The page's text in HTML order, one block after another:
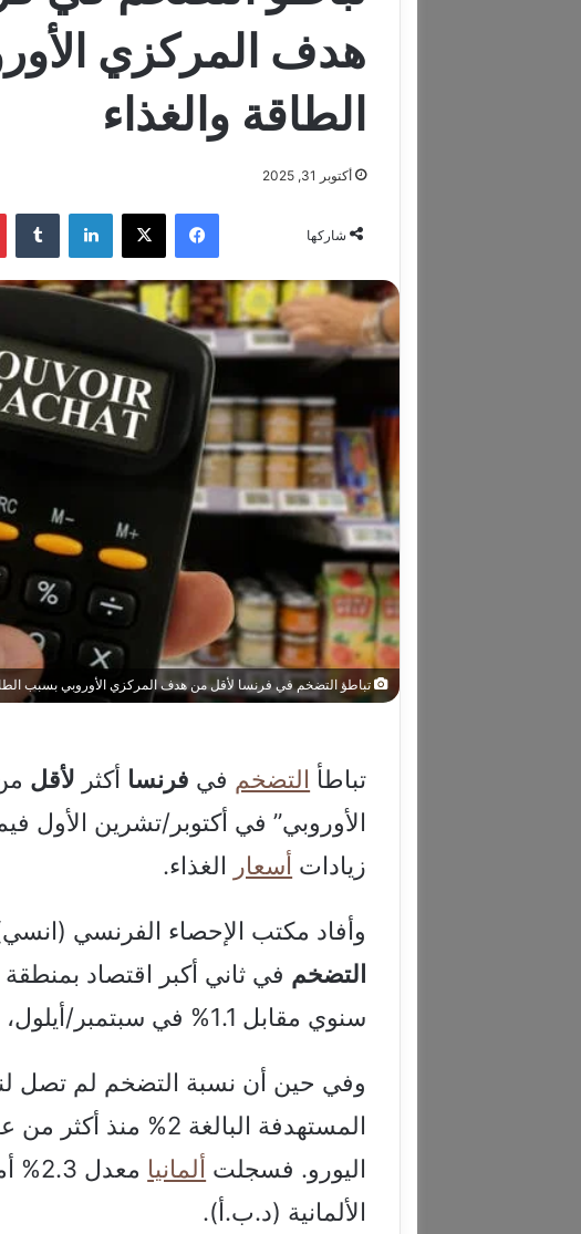
هدف المركزي
الطاقة والغذاء
أكتوبر 31, 2025
شاركها
فيسبوك ‫X لينكدإن ‏Tumblr
تباطؤ التضخم في فرنسا لأقل من هدف المركزي الأوروبي بسبب
تباطأ التضخم في فرنسا أكثر لأقل
الأوروبي” في أكتوبر/تشرين الأول
زيادات أسعار الغذاء.
وأفاد مكتب الإحصاء الفرنسي
التضخم
سنوي مقابل 1.1% في سبتمبر/أيلول، بحسب وكالة “بلومبرج” للأنباء.
وفي حين أن نسبة التضخم لم تصل
المستهدفة البالغة 2%
اليورو. فسجلت ألمانيا
الألمانية (د.ب.أ).